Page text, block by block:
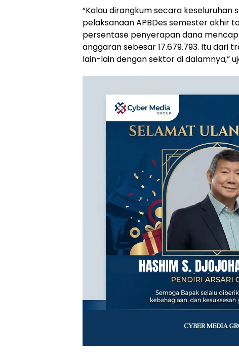
“Kalau dirangkum secara keseluruhan
pelaksanaan APBDes semester akhir
persentase penyerapan dana
anggaran sebesar 17.679.793. Itu dari
lain-lain dengan sektor di dalamnya,”